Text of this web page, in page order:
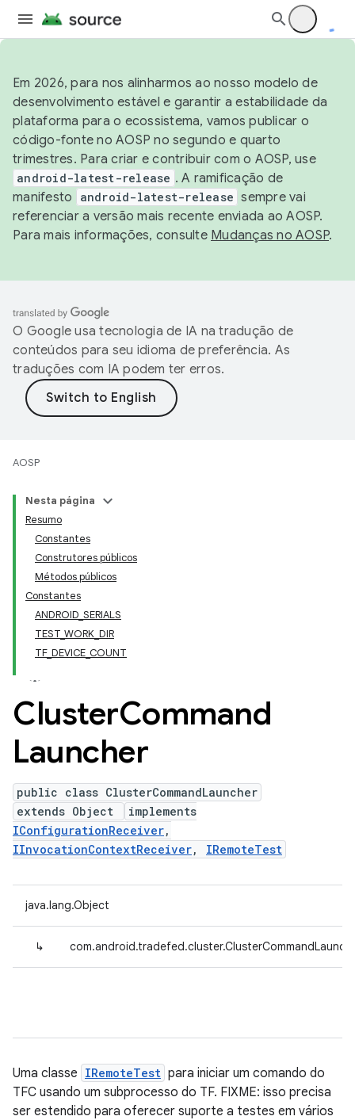
Em 2026, para nos alinharmos ao nosso modelo de
desenvolvimento estável e garantir a estabilidade da
plataforma para o ecossistema, vamos publicar o
código-fonte no AOSP no segundo e quarto
trimestres. Para criar e contribuir com o AOSP, use
android-latest-release . A ramificação de
manifesto
android-latest-release sempre vai
referenciar a versão mais recente enviada ao AOSP.
Para mais informações, consulte Mudanças no AOSP.
O Google usa tecnologia de IA na tradução de
conteúdos para seu idioma de preferência. As
traduções com IA podem ter erros.
AOSP
Nesta página
Resumo
Constantes
Construtores públicos
Métodos públicos
Constantes
ANDROID_SERIALS
TEST_WORK_DIR
TF_DEVICE_COUNT
ClusterCommand
Launcher
public class ClusterCommandLauncher
extends Object
implements
IConfigurationReceiver,
IInvocationContextReceiver, IRemoteTest
java.lang.Object
↳
Uma classe IRemoteTest para iniciar um comando do
TFC usando um subprocesso do TF. FIXME: isso precisa
ser estendido para oferecer suporte a testes em vários